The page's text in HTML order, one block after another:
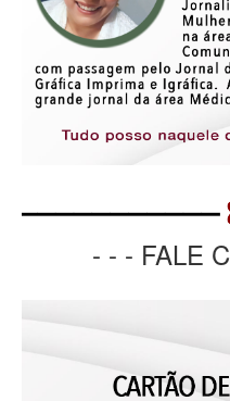
- - - FALE